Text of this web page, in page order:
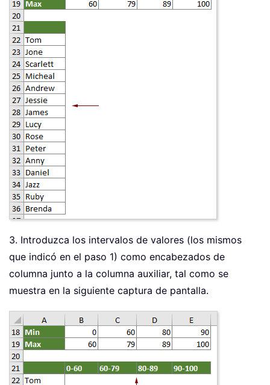
3. Introduzca los intervalos de valores (los mismos
que indicó en el paso 1) como encabezados de
columna junto a la columna auxiliar, tal como se
muestra en la siguiente captura de pantalla.